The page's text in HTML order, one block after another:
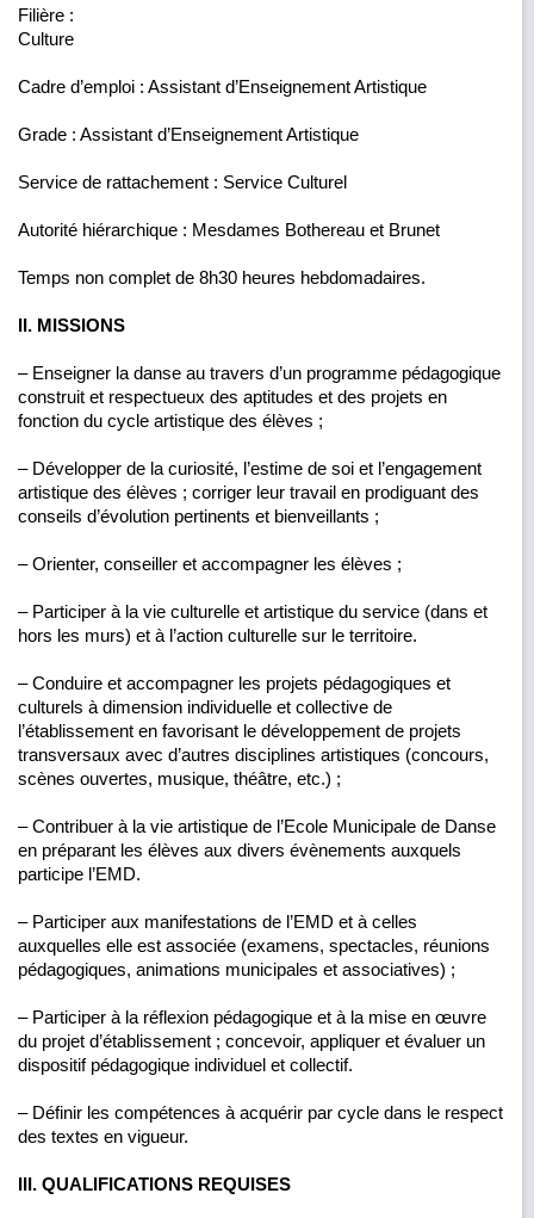
Filière :
Culture
Cadre d’emploi : Assistant d’Enseignement Artistique
Grade : Assistant d’Enseignement Artistique
Service de rattachement : Service Culturel
Autorité hiérarchique : Mesdames Bothereau et Brunet
Temps non complet de 8h30 heures hebdomadaires.
II. MISSIONS
– Enseigner la danse au travers d’un programme pédagogique
construit et respectueux des aptitudes et des projets en
fonction du cycle artistique des élèves ;
– Développer de la curiosité, l’estime de soi et l’engagement
artistique des élèves ; corriger leur travail en prodiguant des
conseils d’évolution pertinents et bienveillants ;
– Orienter, conseiller et accompagner les élèves ;
– Participer à la vie culturelle et artistique du service (dans et
hors les murs) et à l’action culturelle sur le territoire.
– Conduire et accompagner les projets pédagogiques et
culturels à dimension individuelle et collective de
l’établissement en favorisant le développement de projets
transversaux avec d’autres disciplines artistiques (concours,
scènes ouvertes, musique, théâtre, etc.) ;
– Contribuer à la vie artistique de l’Ecole Municipale de Danse
en préparant les élèves aux divers évènements auxquels
participe l’EMD.
– Participer aux manifestations de l’EMD et à celles
auxquelles elle est associée (examens, spectacles, réunions
pédagogiques, animations municipales et associatives) ;
– Participer à la réflexion pédagogique et à la mise en œuvre
du projet d’établissement ; concevoir, appliquer et évaluer un
dispositif pédagogique individuel et collectif.
– Définir les compétences à acquérir par cycle dans le respect
des textes en vigueur.
III. QUALIFICATIONS REQUISES